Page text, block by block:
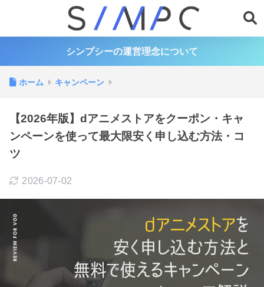
シンプシーの運営理念について
ホーム キャンペーン
【2026年版】dアニメストアをクーポン・キャ
ンペーンを使って最大限安く申し込む方法・コ
ツ
2026-07-02